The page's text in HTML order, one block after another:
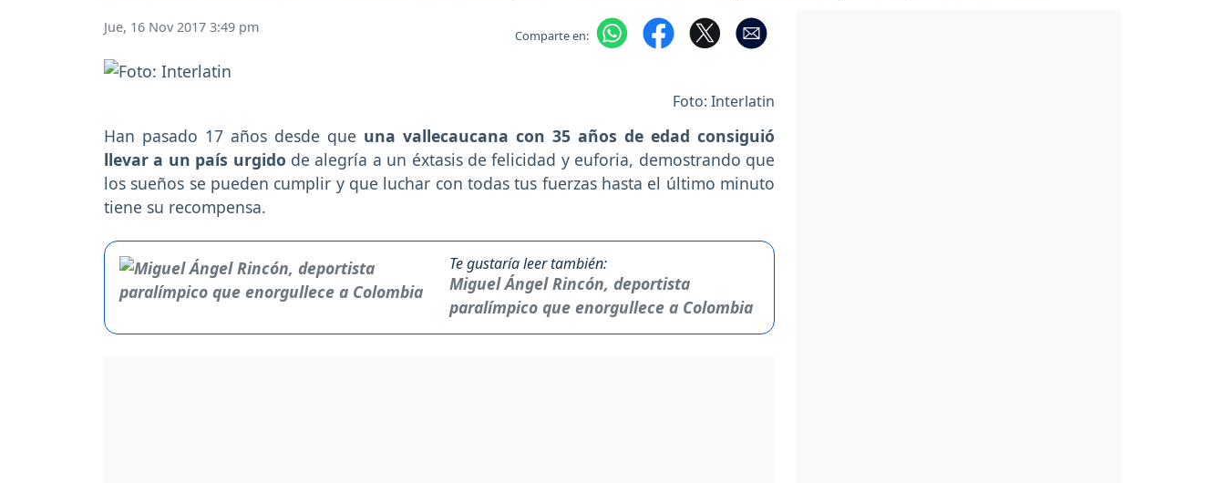
Jue, 16 Nov 2017 3:49 pm Comparte en:
Foto: Interlatin
Han pasado 17 años desde que una vallecaucana con 35 años de edad consiguió
llevar a un país urgido de alegría a un éxtasis de felicidad y euforia, demostrando que
los sueños se pueden cumplir y que luchar con todas tus fuerzas hasta el último minuto
tiene su recompensa.
Te gustaría leer también:
Miguel Ángel Rincón, deportista
paralímpico que enorgullece a Colombia